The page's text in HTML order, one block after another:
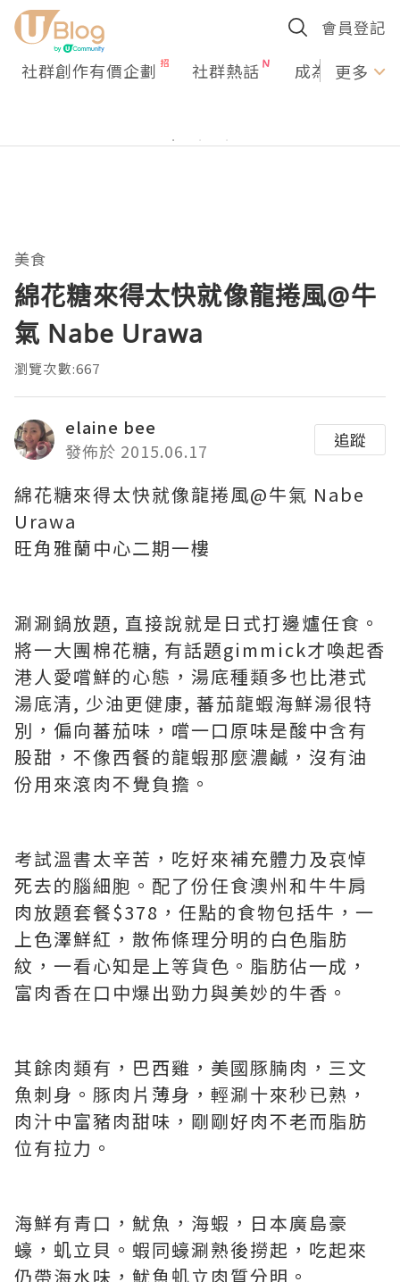
會員登記
社群創作有價企劃 社群熱話 成為U更多
美食
綿花糖來得太快就像龍捲風@牛
氣 Nabe Urawa
瀏覽次數:667
elaine bee
發佈於 2015.06.17
追蹤
綿花糖來得太快就像龍捲風@牛氣 Nabe
Urawa
旺角雅蘭中心二期一樓
涮涮鍋放題, 直接說就是日式打邊爐任食。
將一大團棉花糖, 有話題gimmick才喚起香
港人愛嚐鮮的心態，湯底種類多也比港式
湯底清, 少油更健康, 蕃茄龍蝦海鮮湯很特
別，偏向蕃茄味，嚐一口原味是酸中含有
股甜，不像西餐的龍蝦那麼濃鹹，沒有油
份用來滾肉不覺負擔。
考試溫書太辛苦，吃好來補充體力及哀悼
死去的腦細胞。配了份任食澳州和牛牛肩
肉放題套餐$378，任點的食物包括牛，一
上色澤鮮紅，散佈條理分明的白色脂肪
紋，一看心知是上等貨色。脂肪佔一成，
富肉香在口中爆出勁力與美妙的牛香。
其餘肉類有，巴西雞，美國豚腩肉，三文
魚刺身。豚肉片薄身，輕涮十來秒已熟，
肉汁中富豬肉甜味，剛剛好肉不老而脂肪
位有拉力。
海鮮有青口，魷魚，海蝦，日本廣島豪
蠔，虮立貝。蝦同蠔涮熟後撈起，吃起來
仍帶海水味，魷魚虮立肉質分明。